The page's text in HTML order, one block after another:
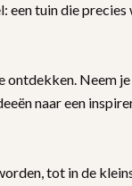
een tuin die
ontdekken. Neem je
naar een
tot in de